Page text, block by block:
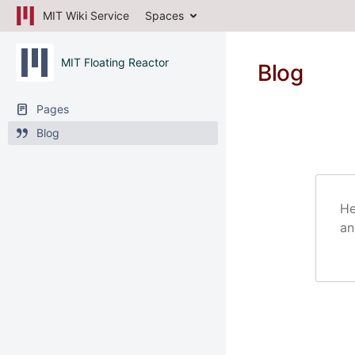
MIT Wiki Service Spaces
MIT Floating Reactor
Pages
Blog
Blog